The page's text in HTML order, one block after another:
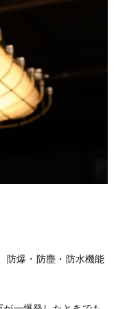
防爆・防塵・防水機能